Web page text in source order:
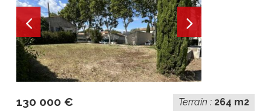
130 000 € Terrain : 264 m2